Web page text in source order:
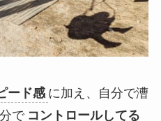
ード感 に加え、自分で漕
で コントロールしてる